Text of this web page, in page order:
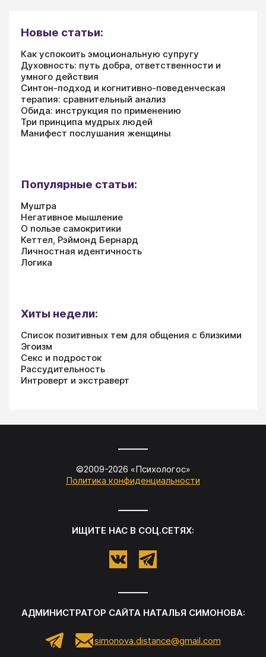
Новые статьи:
Как успокоить эмоциональную супругу
Духовность: путь добра, ответственности и
умного действия
Синтон-подход и когнитивно-поведенческая
терапия: сравнительный анализ
Обида: инструкция по применению
Три принципа мудрых людей
Манифест послушания женщины
Популярные статьи:
Муштра
Негативное мышление
О пользе самокритики
Кеттел, Рэймонд Бернард
Личностная идентичность
Логика
Хиты недели:
Список позитивных тем для общения с близкими
Эгоизм
Секс и подросток
Рассудительность
Интроверт и экстраверт
©2009-2026 «Психологос»
Политика конфиденциальности
ИЩИТЕ НАС В СОЦ.СЕТЯХ:
АДМИНИСТРАТОР САЙТА НАТАЛЬЯ СИМОНОВА:
simonova.distance@gmail.com